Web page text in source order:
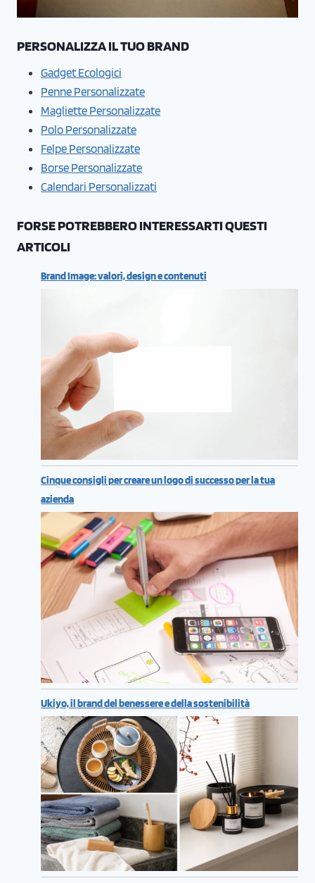
PERSONALIZZA IL TUO BRAND
Gadget Ecologici
Penne Personalizzate
Magliette Personalizzate
Polo Personalizzate
Felpe Personalizzate
Borse Personalizzate
Calendari Personalizzati
FORSE POTREBBERO INTERESSARTI QUESTI
ARTICOLI
Brand Image: valori, design e contenuti
Cinque consigli per creare un logo di successo per la tua
azienda
Ukiyo, il brand del benessere e della sostenibilità